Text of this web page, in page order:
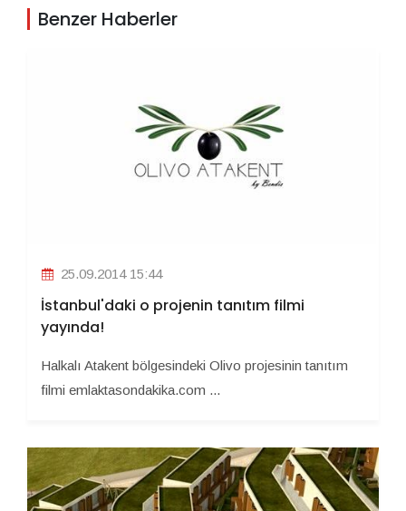
Benzer Haberler
25.09.2014 15:44
İstanbul'daki o projenin tanıtım filmi
yayında!
Halkalı Atakent bölgesindeki Olivo projesinin tanıtım
filmi emlaktasondakika.com ...